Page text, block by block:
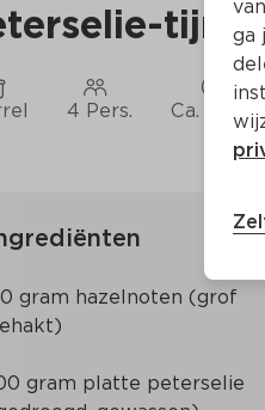
tijm
4 Pers. Ca. 10 Min
gram hazelnoten (grof
gram platte peterselie
ga